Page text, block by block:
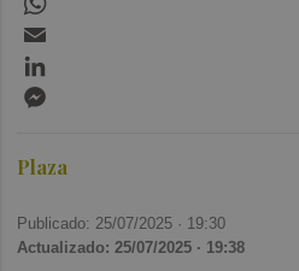
Plaza
Publicado: 25/07/2025 · 19:30
Actualizado: 25/07/2025 · 19:38